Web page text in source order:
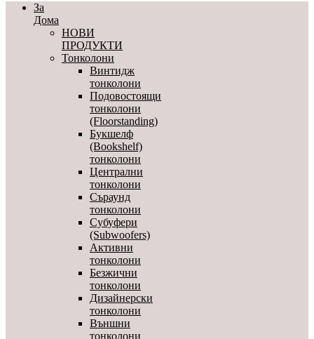
За
Дома
НОВИ
ПРОДУКТИ
Тонколони
Винтидж
тонколони
Подовостоящи
тонколони
(Floorstanding)
Букшелф
(Bookshelf)
тонколони
Централни
тонколони
Съраунд
тонколони
Субуфери
(Subwoofers)
Активни
тонколони
Безжични
тонколони
Дизайнерски
тонколони
Външни
тонколони